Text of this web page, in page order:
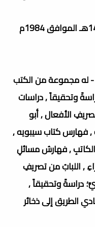
توفي - رحمه الله - بالقاهرة في 1404هـ الموافق 1984م
له مجموعة من الكتب
وتحقيقاً , دراسات
الأفعال , أبو
, فهارس كتاب سيبويه ,
, فهارسُ مسائلِ
, اللبابُ من تصريفِ
دراسةً وتحقيقاً ,
الطريق إلى ذخائر